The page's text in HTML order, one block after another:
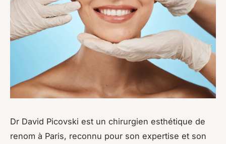
Dr David Picovski est un chirurgien esthétique de
renom à Paris, reconnu pour son expertise et son